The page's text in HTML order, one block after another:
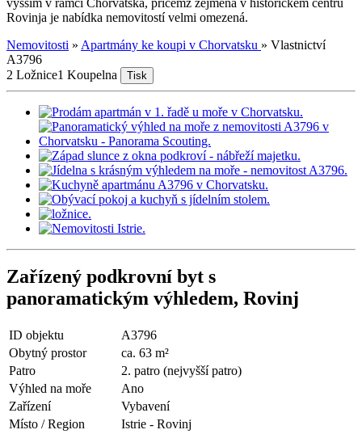
Rovinja je nabídka nemovitostí velmi omezená.
Nemovitosti » Apartmány ke koupi v Chorvatsku » Vlastnictví
A3796
2 Ložnice1 Koupelna Tisk
Zařízený podkrovní byt s
panoramatickým výhledem, Rovinj
ID objektu
A3796
Obytný prostor
ca. 63 m²
Patro
2. patro (nejvyšší patro)
Výhled na moře
Ano
Zařízení
Vybavení
Místo / Region
Istrie - Rovinj